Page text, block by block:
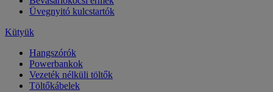
Üvegnyitó kulcstartók
Kütyük
Hangszórók
Powerbankok
Vezeték nélküli töltők
Töltőkábelek